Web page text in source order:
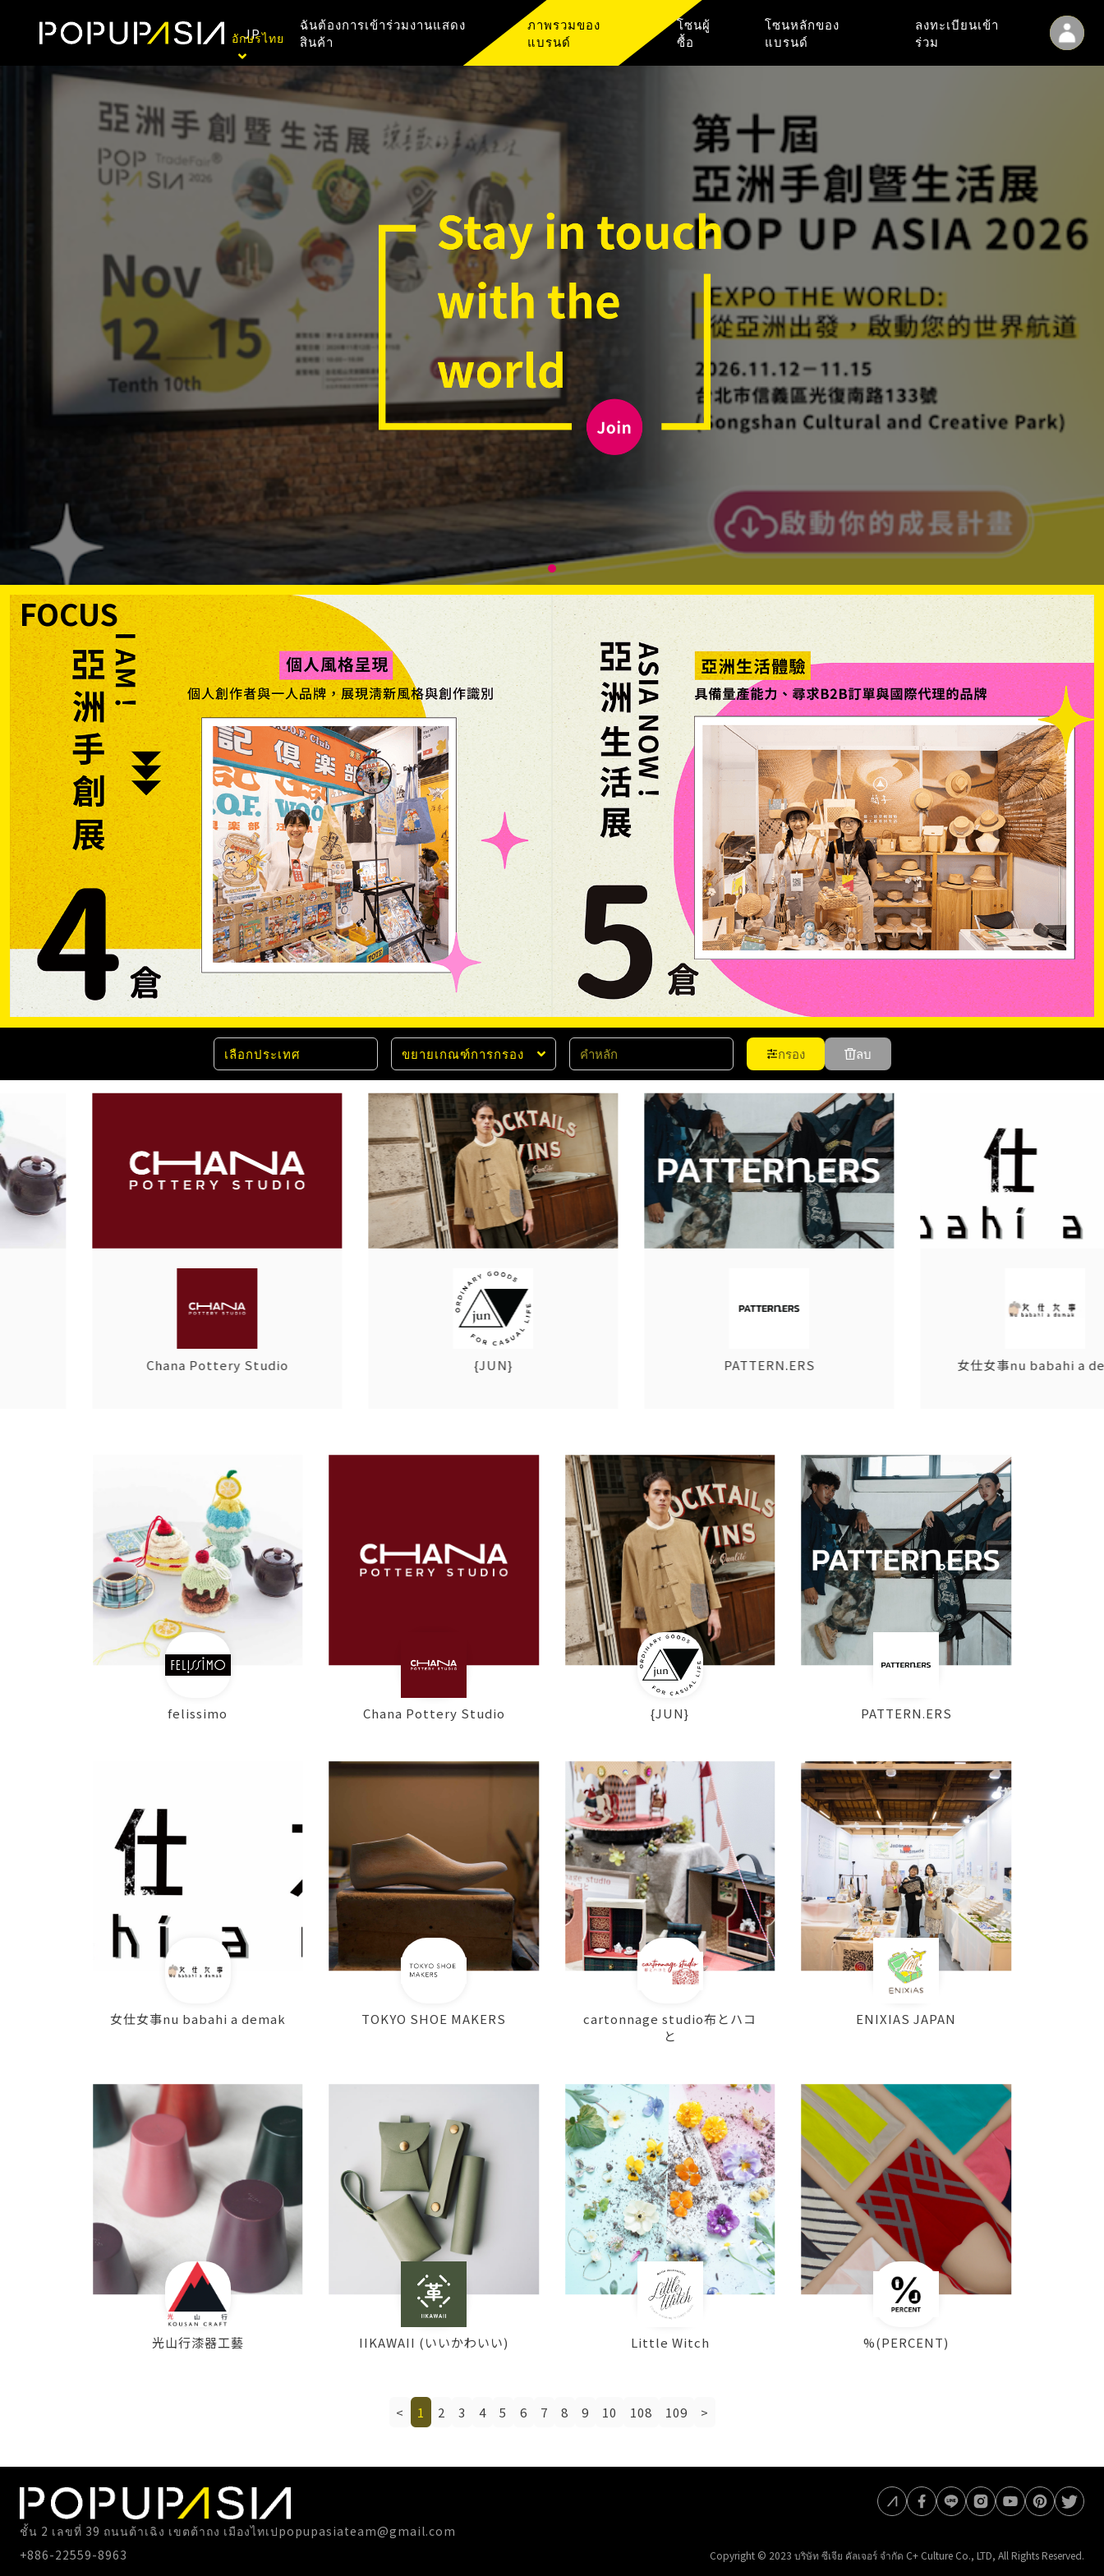
อักษรไทย
中文
English
อักษร
日本語
JP
ฉันต้องการเข้าร่วมงานแสดง
สินค้า
ภาพรวมของ
แบรนด์
โซนผู้
ซื้อ
โซนหลักของ
แบรนด์
ลงทะเบียนเข้า
ร่วม
เข้าสู่ระบบ
เลือกประเทศ ขยายเกณฑ์การกรอง กรอง ลบ
วัตถุประสงค์ของผลิตภัณฑ์(เลือกตอบได้มากกว่า
บอร์ดเกม
ภาพประกอบ เสื้อผ้า
เครื่องเขียน
การตกแต่งบ้าน
ของขวัญ
เครื่องครัว
ประเภทสินค้า (เลือกตอบได้มากกว่า 1 ข้อ)
วัสดุนวัตกรรม
การปกป้องสิ่งแวดล้อมอย่างยั่งยืน
อาหารเอเชียเมนูพิเศษ
นวัตกรรมเทคโนโลยี
กระเป๋าถุงหิ้ว
เครื่องสำอางค์
ผ้าเนื้อสัมผัสละเอียด
อาหารพื้นเมืองที่มีเอกลักษณ์
ของตกแต่งบ้าน
การ์ดเครื่องเขียน
เครื่องหอมในชีวิตประจำวันและสบู่แฮนด์เมด
เสื้อผ้าชั้นดี
เครื่องประดับ
วัสดุผลิตภัณฑ์ (เลือกตอบได้มากกว่า 1 ข้อ)
วัสดุถักสาน อัญมณีแฮนด์เมด
เซรามิค
เครื่องหนัง โลหะ
ไม้ไผ่
ปูนซีเมนต์ หิน
การพิมพ์ 3 มิติ
วัสดุที่มีเอกลักษณ์/ วัสดุรีไซเคิล"
Chana Pottery Studio PATTERN.ERS 女仕女事nu babahi a demak
felissimo Chana Pottery Studio {JUN} PATTERN.ERS
女仕女事nu babahi a demak TOKYO SHOE MAKERS
cartonnage studio布とハコ
と
ENIXIAS JAPAN
光山行漆器工藝 IIKAWAII (いいかわいい) Little Witch %(PERCENT)
< 1 2 3 4 5 6 7 8 9 10 108 109 >
ชั้น 2 เลขที่ 39 ถนนต้าเฉิง เขตต้าถง เมืองไทเปpopupasiateam@gmail.com
+886-22559-8963
Copyright © 2023 บริษัท ซีเจีย คัลเจอร์ จำกัด C+ Culture Co., LTD, All Rights Reserved.